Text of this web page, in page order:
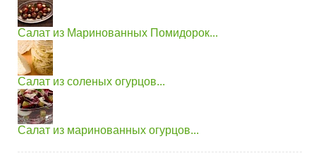
Салат из Маринованных Помидорок...
Салат из соленых огурцов...
Салат из маринованных огурцов...